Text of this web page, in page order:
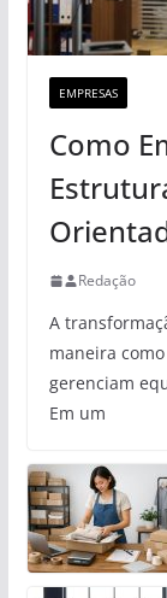
EMPRESAS
Como
Redação
A
maneira
gerenciam
Em um